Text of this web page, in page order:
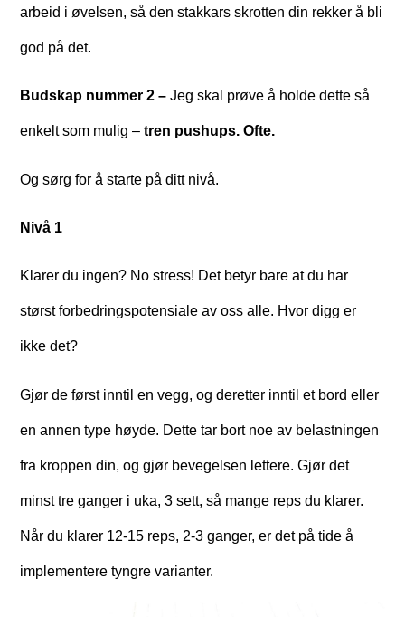
arbeid i øvelsen, så den stakkars skrotten din rekker å bli
god på det.
Budskap nummer 2 – Jeg skal prøve å holde dette så
enkelt som mulig –tren pushups. Ofte.
Og sørg for å starte på ditt nivå.
Nivå 1
Klarer du ingen? No stress! Det betyr bare at du har
størst forbedringspotensiale av oss alle. Hvor digg er
ikke det?
Gjør de først inntil en vegg, og deretter inntil et bord eller
en annen type høyde. Dette tar bort noe av belastningen
fra kroppen din, og gjør bevegelsen lettere. Gjør det
minst tre ganger i uka, 3 sett, så mange reps du klarer.
Når du klarer 12-15 reps, 2-3 ganger, er det på tide å
implementere tyngre varianter.